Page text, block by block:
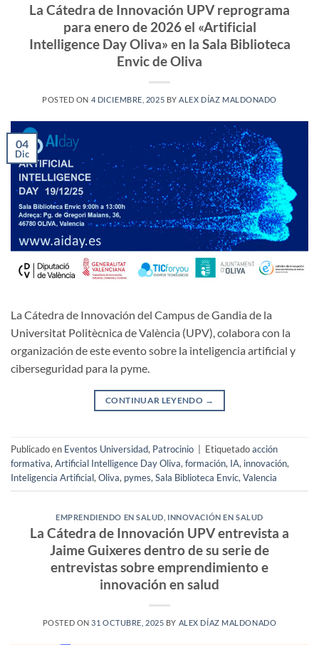
La Cátedra de Innovación UPV reprograma
para enero de 2026 el «Artificial
Intelligence Day Oliva» en la Sala Biblioteca
Envic de Oliva
POSTED ON 4 DICIEMBRE, 2025 BYALEX DÍAZ MALDONADO
04
Dic
La Cátedra de Innovación del Campus de Gandia de la
Universitat Politècnica de València (UPV), colabora con la
organización de este evento sobre la inteligencia artificial y
ciberseguridad para la pyme.
CONTINUAR LEYENDO →
Publicado en Eventos Universidad, Patrocinio Etiquetadoacción
formativa, Artificial Intelligence Day Oliva, formación, IA, innovación,
Inteligencia Artificial, Oliva, pymes, Sala Biblioteca Envic, Valencia
EMPRENDIENDO EN SALUD INNOVACIÓN EN SALUD
La Cátedra de Innovación UPV entrevista a
Jaime Guixeres dentro de su serie de
entrevistas sobre emprendimiento e
innovación en salud
POSTED ON31 OCTUBRE, 2025 BY ALEX DÍAZ MALDONADO